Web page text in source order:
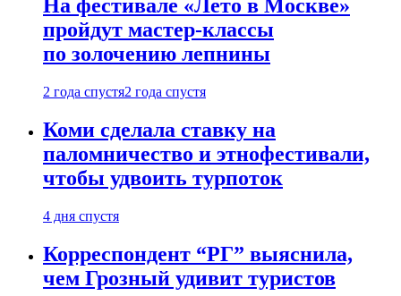
На фестивале «Лето в Москве»
пройдут мастер-классы
по золочению лепнины
2 года спустя2 года спустя
Коми сделала ставку на
паломничество и этнофестивали,
чтобы удвоить турпоток
4 дня спустя
Корреспондент “РГ” выяснила,
чем Грозный удивит туристов